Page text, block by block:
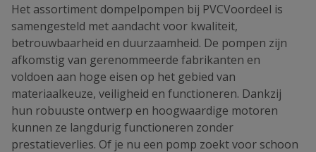
Het assortiment dompelpompen bij PVCVoordeel is
samengesteld met aandacht voor kwaliteit,
betrouwbaarheid en duurzaamheid. De pompen zijn
afkomstig van gerenommeerde fabrikanten en
voldoen aan hoge eisen op het gebied van
materiaalkeuze, veiligheid en functioneren. Dankzij
hun robuuste ontwerp en hoogwaardige motoren
kunnen ze langdurig functioneren zonder
prestatieverlies. Of je nu een pomp zoekt voor schoon